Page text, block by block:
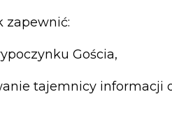
zapewnić:
Gościa,
tajemnicy informacji